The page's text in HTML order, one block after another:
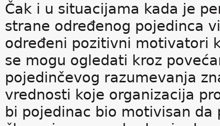
Čak i u situacijama kada je
strane određenog pojedinca
određeni pozitivni motivatori
se mogu ogledati kroz
pojedinčevog razumevanja
vrednosti koje organizacija
bi pojedinac bio motivisan